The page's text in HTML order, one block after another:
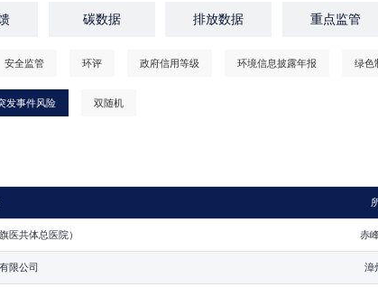
碳数据 排放数据 重点监管
安全监管 环评 政府信用等级 环境信息披露年报 绿色
发事件风险 双随机
医共体总医院） 赤
限公司 漳